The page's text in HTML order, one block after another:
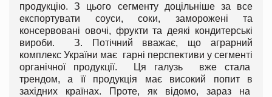
продукцію. З цього сегменту доцільніше за все
експортувати соуси, соки, заморожені та
консервовані овочі, фрукти та деякі кондитерські
вироби. З. Потічний вважає, що аграрний
комплекс України має гарні перспективи у сегменті
органічної продукції. Ця галузь вже стала
трендом, а її продукція має високий попит в
західних країнах. Проте, як відомо, зараз на